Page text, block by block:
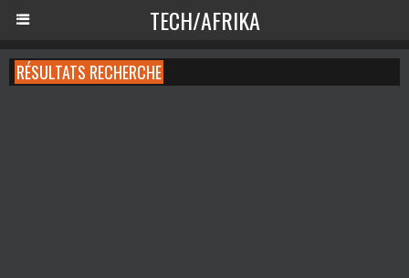
TECH/AFRIKA
RÉSULTATS RECHERCHE